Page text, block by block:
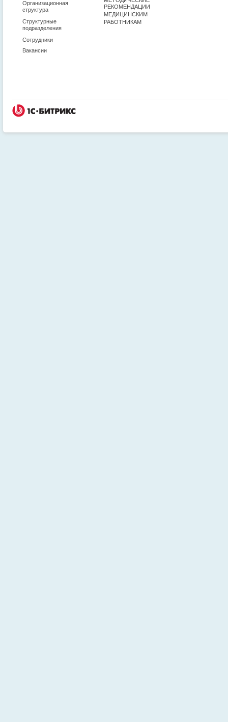
Организационная
структура
Структурные
подразделения
Сотрудники
Вакансии
РЕКОМЕНДАЦИИ
МЕДИЦИНСКИМ
РАБОТНИКАМ